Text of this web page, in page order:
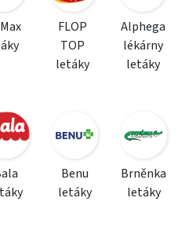
FLOP
TOP
letáky
Alphega
lékárny
letáky
Benu
letáky
Brněnka
letáky